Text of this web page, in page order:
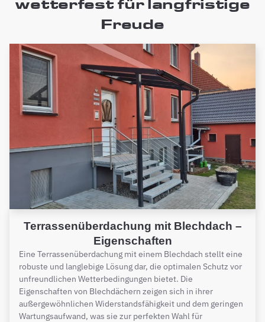
wetterfest für langfristige
Freude
Terrassenüberdachung mit Blechdach –
Eigenschaften
Eine Terrassenüberdachung mit einem Blechdach stellt eine
robuste und langlebige Lösung dar, die optimalen Schutz vor
unfreundlichen Wetterbedingungen bietet. Die
Eigenschaften von Blechdächern zeigen sich in ihrer
außergewöhnlichen Widerstandsfähigkeit und dem geringen
Wartungsaufwand, was sie zur perfekten Wahl für